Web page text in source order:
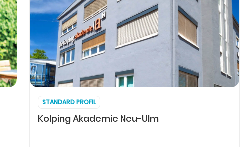
STANDARD PROFIL
Kolping Akademie Neu-Ulm